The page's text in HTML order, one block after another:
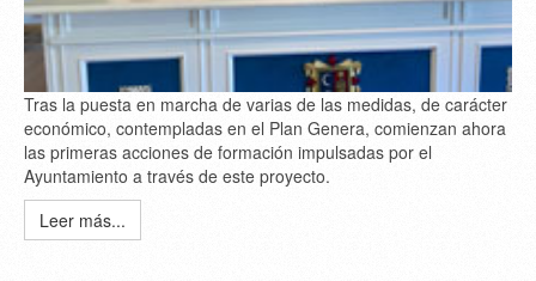
Tras la puesta en marcha de varias de las medidas, de carácter
económico, contempladas en el Plan Genera, comienzan ahora
las primeras acciones de formación impulsadas por el
Ayuntamiento a través de este proyecto.
Leer más...